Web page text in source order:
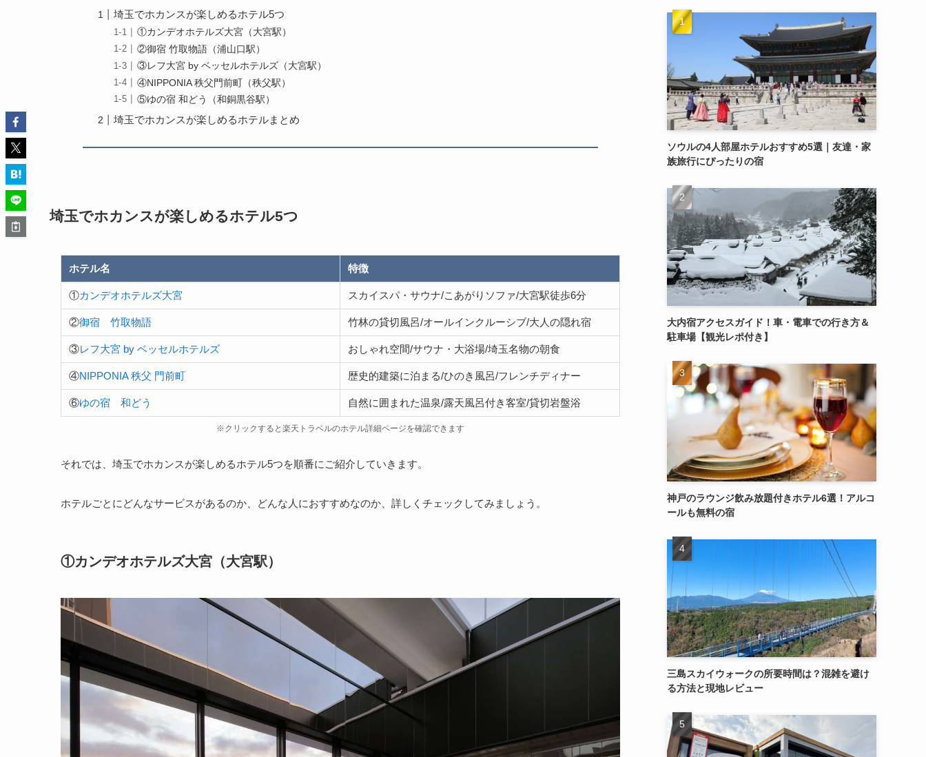
埼玉でホカンスが楽しめるホテル5つ
①カンデオホテルズ大宮（大宮駅）
②御宿 竹取物語（浦山口駅）
③レフ大宮 by ベッセルホテルズ（大宮駅）
④NIPPONIA 秩父門前町（秩父駅）
⑤ゆの宿 和どう（和銅黒谷駅）
埼玉でホカンスが楽しめるホテルまとめ
埼玉でホカンスが楽しめるホテル5つ
ホテル名 特徴
①カンデオホテルズ大宮 スカイスパ・サウナ/こあがりソファ/大宮駅徒歩6分
②御宿 竹取物語 竹林の貸切風呂/オールインクルーシブ/大人の隠れ宿
③レフ大宮 by ベッセルホテルズ おしゃれ空間/サウナ・大浴場/埼玉名物の朝食
④NIPPONIA 秩父 門前町 歴史的建築に泊まる/ひのき風呂/フレンチディナー
⑥ゆの宿 和どう 自然に囲まれた温泉/露天風呂付き客室/貸切岩盤浴
※クリックすると楽天トラベルのホテル詳細ページを確認できます
それでは、埼玉でホカンスが楽しめるホテル5つを順番にご紹介していきます。
ホテルごとにどんなサービスがあるのか、どんな人におすすめなのか、詳しくチェックしてみましょう。
①カンデオホテルズ大宮（大宮駅）
ソウルの4人部屋ホテルおすすめ5選｜友達・家
族旅行にぴったりの宿
大内宿アクセスガイド！車・電車での行き方＆
駐車場【観光レポ付き】
神戸のラウンジ飲み放題付きホテル6選！アルコ
ールも無料の宿
三島スカイウォークの所要時間は？混雑を避け
る方法と現地レビュー